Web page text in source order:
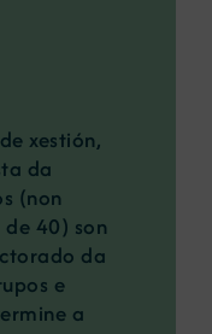
xestión,
da
(non
40) son
da
e
a